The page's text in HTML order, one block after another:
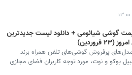
گوشی‌ شیائومی + دانلود لیست جدیدترین
فروردین)
پرفروش گوشی‌های تلفن همراه برند
پوکو و نوت، مورد توجه کاربران فضای مجازی